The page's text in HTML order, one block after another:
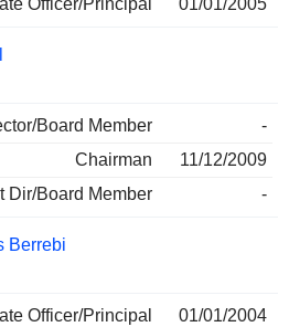
Officer/Principal 01/01/2005
Board Member
-
Chairman
11/12/2009
Dir/Board Member
-
Berrebi
Officer/Principal 01/01/2004